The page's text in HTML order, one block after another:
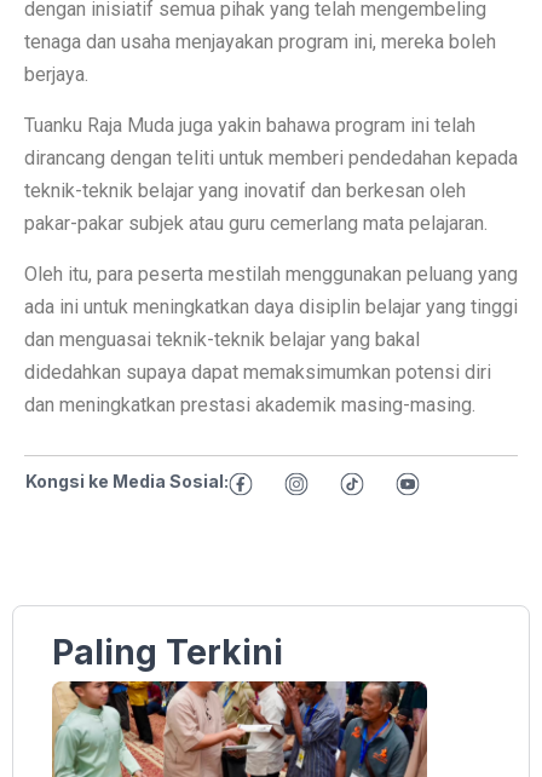
dengan inisiatif semua pihak yang telah mengembeling
tenaga dan usaha menjayakan program ini, mereka boleh
berjaya.
Tuanku Raja Muda juga yakin bahawa program ini telah
dirancang dengan teliti untuk memberi pendedahan kepada
teknik-teknik belajar yang inovatif dan berkesan oleh
pakar-pakar subjek atau guru cemerlang mata pelajaran.
Oleh itu, para peserta mestilah menggunakan peluang yang
ada ini untuk meningkatkan daya disiplin belajar yang tinggi
dan menguasai teknik-teknik belajar yang bakal
didedahkan supaya dapat memaksimumkan potensi diri
dan meningkatkan prestasi akademik masing-masing.
Kongsi ke Media Sosial:
Paling Terkini